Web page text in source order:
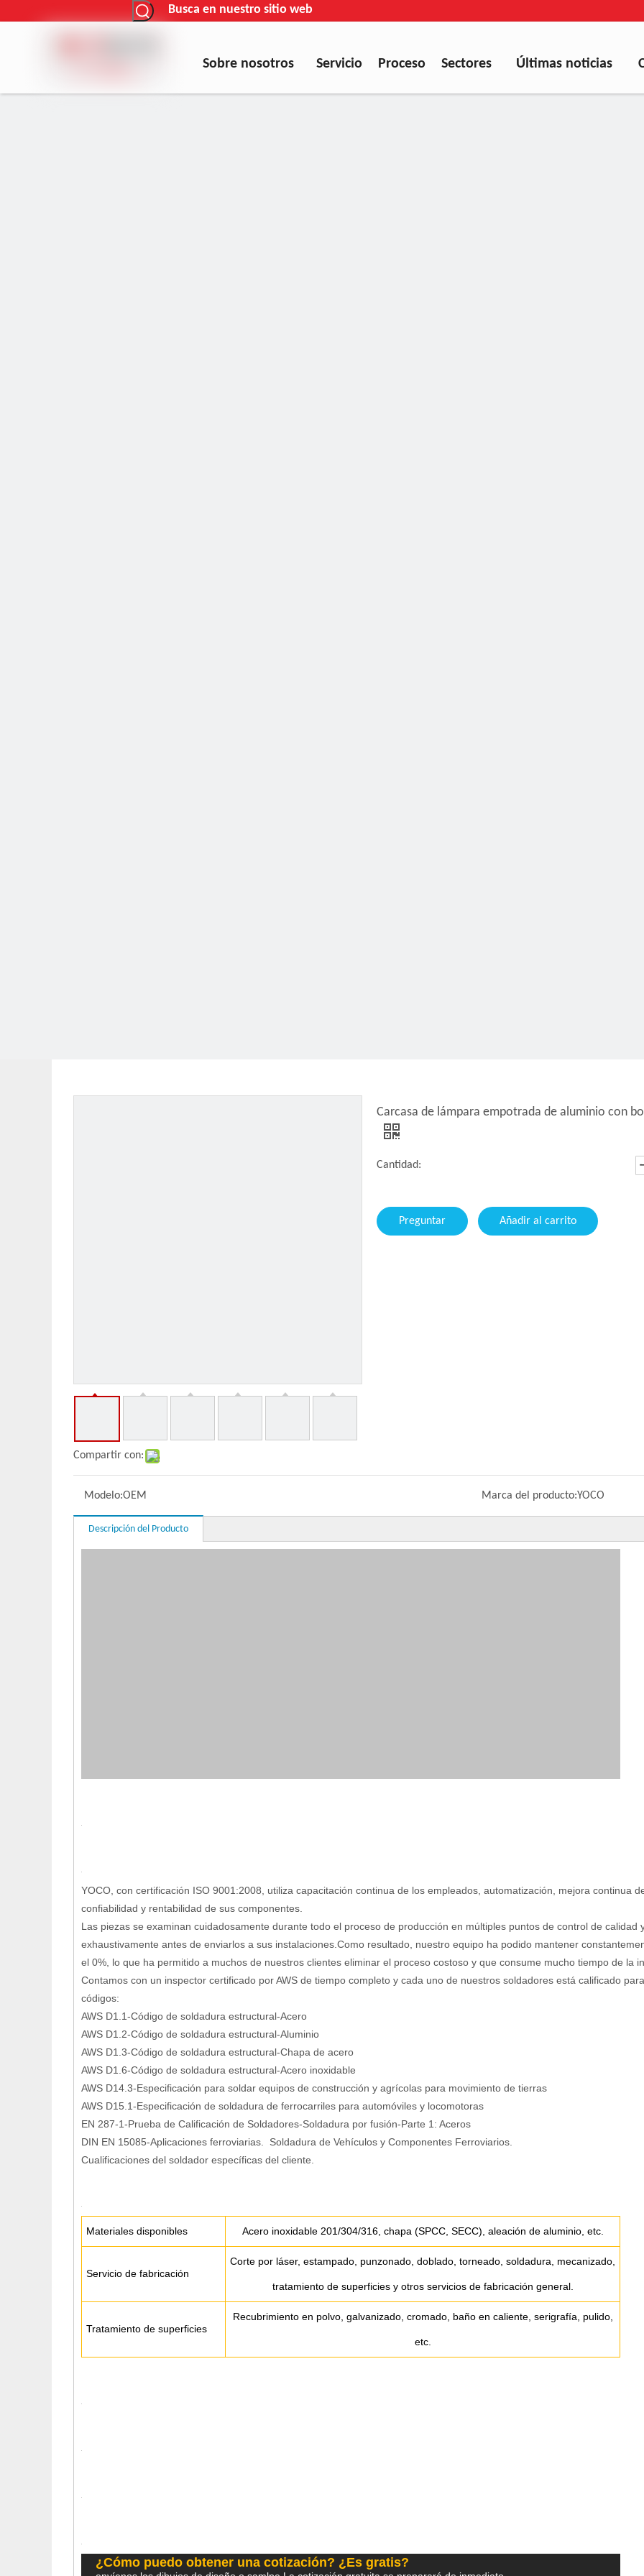
Busca en nuestro sitio web
Sobre nosotros Servicio Proceso Sectores Últimas noticias
Compartir con:
Carcasa de lámpara empotrada de aluminio con
Cantidad:
Preguntar Añadir al carrito
Modelo:OEM Marca del producto:YOCO
Descripción del Producto
YOCO, con certificación ISO 9001:2008, utiliza capacitación continua de los empleados, automatización, mejora continua
confiabilidad y rentabilidad de sus componentes.
Las piezas se examinan cuidadosamente durante todo el proceso de producción en múltiples puntos de control de
exhaustivamente antes de enviarlos a sus instalaciones.Como resultado, nuestro equipo ha podido mantener
el 0%, lo que ha permitido a muchos de nuestros clientes eliminar el proceso costoso y que consume mucho tiempo de la
Contamos con un inspector certificado por AWS de tiempo completo y cada uno de nuestros soldadores está calificado
códigos:
AWS D1.1-Código de soldadura estructural-Acero
AWS D1.2-Código de soldadura estructural-Aluminio
AWS D1.3-Código de soldadura estructural-Chapa de acero
AWS D1.6-Código de soldadura estructural-Acero inoxidable
AWS D14.3-Especificación para soldar equipos de construcción y agrícolas para movimiento de tierras
AWS D15.1-Especificación de soldadura de ferrocarriles para automóviles y locomotoras
EN 287-1-Prueba de Calificación de Soldadores-Soldadura por fusión-Parte 1: Aceros
DIN EN 15085-Aplicaciones ferroviarias. Soldadura de Vehículos y Componentes Ferroviarios.
Cualificaciones del soldador específicas del cliente.
Materiales disponibles Acero inoxidable 201/304/316, chapa (SPCC, SECC), aleación de aluminio, etc.
Servicio de fabricación
Corte por láser, estampado, punzonado, doblado, torneado, soldadura, mecanizado,
tratamiento de superficies y otros servicios de fabricación general.
Tratamiento de superficies
Recubrimiento en polvo, galvanizado, cromado, baño en caliente, serigrafía, pulido,
etc.
¿Cómo puedo obtener una cotización? ¿Es gratis?